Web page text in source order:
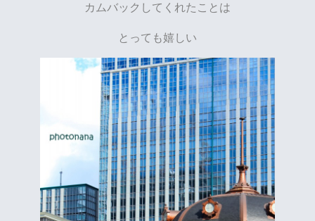
カムバックしてくれたことは
とっても嬉しい